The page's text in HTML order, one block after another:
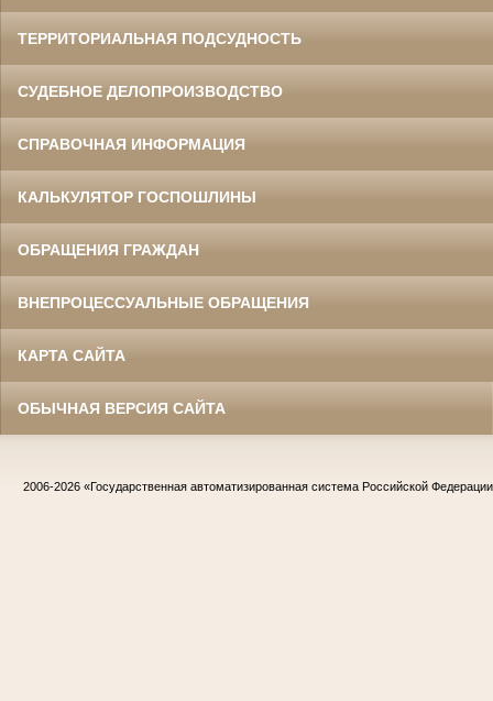
ТЕРРИТОРИАЛЬНАЯ ПОДСУДНОСТЬ
СУДЕБНОЕ ДЕЛОПРОИЗВОДСТВО
СПРАВОЧНАЯ ИНФОРМАЦИЯ
КАЛЬКУЛЯТОР ГОСПОШЛИНЫ
ОБРАЩЕНИЯ ГРАЖДАН
ВНЕПРОЦЕССУАЛЬНЫЕ ОБРАЩЕНИЯ
КАРТА САЙТА
ОБЫЧНАЯ ВЕРСИЯ САЙТА
2006-2026 «Государственная автоматизированная система Российской